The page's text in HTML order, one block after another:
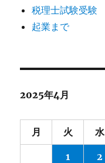
税理士試験受験
起業まで
2025年4月
月 火 水
1 2